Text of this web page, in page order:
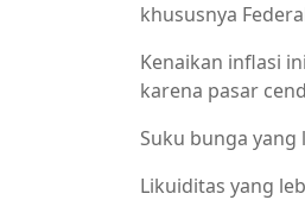
khususnya
Kenaikan inflasi
karena pasar
Suku bunga
Likuiditas yang